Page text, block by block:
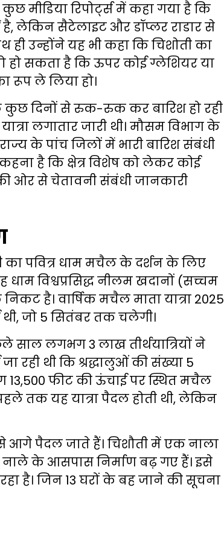
मीडिया रिपोर्ट्स में कहा गया है कि
लेकिन सैटेलाइट और डॉप्लर राडार से
ही उन्होंने यह भी कहा कि चिशोती का
सकता है कि ऊपर कोई ग्लेशियर या
रूप ले लिया हो।
कुछ दिनों से रुक-रुक कर बारिश हो रही
लगातार जारी थी। मौसम विभाग के
के पांच जिलों में भारी बारिश संबंधी
है कि क्षेत्र विशेष को लेकर कोई
ओर से चेतावनी संबंधी जानकारी
पवित्र धाम मचैल के दर्शन के लिए
धाम विश्वप्रसिद्ध नीलम खदानों (सच्चम
है। वार्षिक मचैल माता यात्रा 2025
जो 5 सितंबर तक चलेगी।
साल लगभग 3 लाख तीर्थयात्रियों ने
रही थी कि श्रद्धालुओं की संख्या 5
फीट की ऊंचाई पर स्थित मचैल
तक यह यात्रा पैदल होती थी, लेकिन
आगे पैदल जाते हैं। चिशौती में एक नाला
के आसपास निर्माण बढ़ गए हैं। इसे
है। जिन 13 घरों के बह जाने की सूचना